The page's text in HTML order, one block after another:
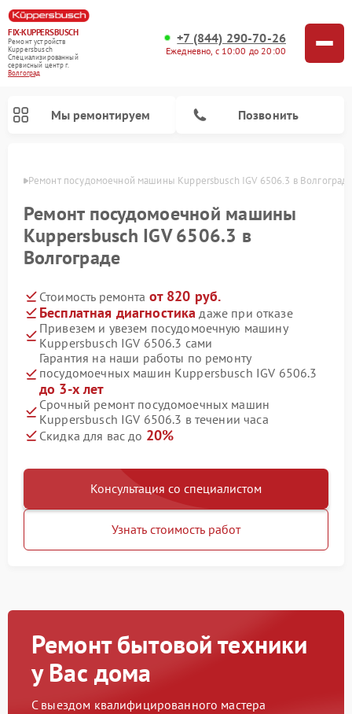
FIX-KUPPERSBUSCH
Ремонт устройств
Kuppersbusch
Специализированный
cервисный центр г.
Волгоград
+7 (844) 290-70-26
Ежедневно, с 10:00 до 20:00
Мы ремонтируем Позвонить
Ремонт посудомоечной машины Kuppersbusch IGV 6506.3 в
Ремонт посудомоечной машины
Kuppersbusch IGV 6506.3 в
Волгограде
Стоимость ремонта от 820 руб.
Бесплатная диагностика даже при отказе
Привезем и увезем посудомоечную машину
Kuppersbusch IGV 6506.3 сами
Гарантия на наши работы по ремонту
посудомоечных машин Kuppersbusch IGV 6506.3
до 3-х лет
Срочный ремонт посудомоечных машин
Kuppersbusch IGV 6506.3 в течении часа
Скидка для вас до 20%
Консультация со специалистом
Узнать стоимость работ
Ремонт бытовой техники
у Вас дома
С выездом квалифицированного мастера